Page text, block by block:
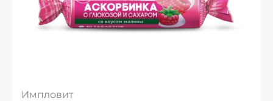
Импловит